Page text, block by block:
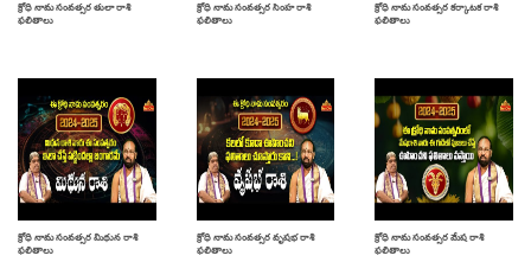
క్రోధి నామ సంవత్సర తులా రాశి
ఫలితాలు
క్రోధి నామ సంవత్సర సింహ రాశి
ఫలితాలు
క్రోధి నామ సంవత్సర కర్కాటక రాశి
ఫలితాలు
క్రోధి నామ సంవత్సర మిథున రాశి
ఫలితాలు
క్రోధి నామ సంవత్సర వృషభ రాశి
ఫలితాలు
క్రోధి నామ సంవత్సర మేష రాశి
ఫలితాలు